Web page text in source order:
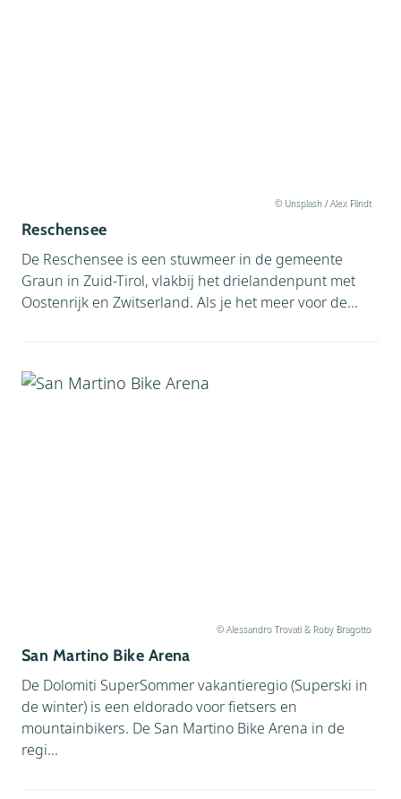
© Unsplash / Alex Flindt
Reschensee
De Reschensee is een stuwmeer in de gemeente
Graun in Zuid-Tirol, vlakbij het drielandenpunt met
Oostenrijk en Zwitserland. Als je het meer voor de...
© Alessandro Trovati & Roby Bragotto
San Martino Bike Arena
De Dolomiti SuperSommer vakantieregio (Superski in
de winter) is een eldorado voor fietsers en
mountainbikers. De San Martino Bike Arena in de
regi...